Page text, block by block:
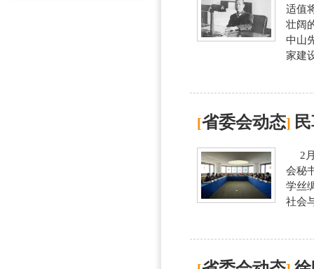
适值
壮阔
中山
家建
[省委会动态]
2月
会秘
学丝
社会